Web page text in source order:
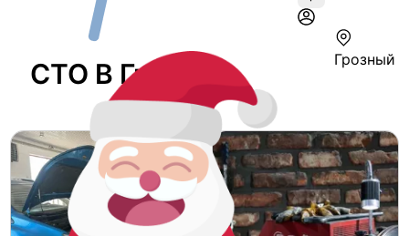
Грозный
СТО В Грозном